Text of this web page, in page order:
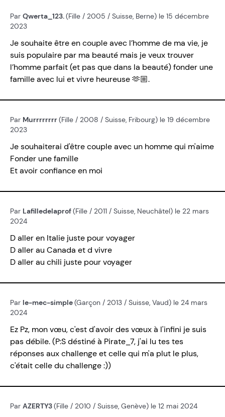
Par Qwerta_123.(Fille / 2005 / Suisse, Berne) le 15 décembre
2023
Je souhaite être en couple avec l’homme de ma vie, je
suis populaire par ma beauté mais je veux trouver
l’homme parfait (et pas que dans la beauté) fonder une
famille avec lui et vivre heureuse 🫶🏼.
Par Murrrrrrrr(Fille / 2008 / Suisse, Fribourg) le 19 décembre
2023
Je souhaiterai d'être couple avec un homme qui m'aime
Fonder une famille
Et avoir confiance en moi
Par Lafilledelaprof(Fille / 2011 / Suisse, Neuchâtel) le 22 mars
2024
D aller en Italie juste pour voyager
D aller au Canada et d vivre
D aller au chili juste pour voyager
Par le-mec-simple(Garçon / 2013 / Suisse, Vaud) le 24 mars
2024
Ez Pz, mon vœu, c'est d'avoir des vœux à l'infini je suis
pas débile. (P:S déstiné à Pirate_7, j'ai lu tes tes
réponses aux challenge et celle qui m'a plut le plus,
c'était celle du challenge :))
Par AZERTY3(Fille / 2010 / Suisse, Genève) le 12 mai 2024